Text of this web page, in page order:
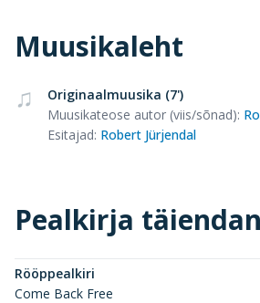
Muusikaleht
Originaalmuusika (7')
Muusikateose autor (viis/sõnad):
Esitajad: Robert Jürjendal
Pealkirja
Rööppealkiri
Come Back Free